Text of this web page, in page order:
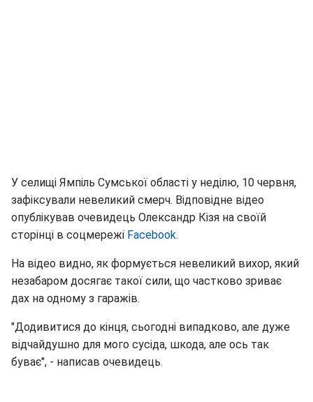
У селищі Ямпіль Сумської області у неділю, 10 червня,
зафіксували невеликий смерч. Відповідне відео
опублікував очевидець Олександр Кізя на своїй
сторінці в соцмережі Facebook.
На відео видно, як формується невеликий вихор, який
незабаром досягає такої сили, що частково зриває
дах на одному з гаражів.
"Додивитися до кінця, сьогодні випадково, але дуже
відчайдушно для мого сусіда, шкода, але ось так
буває", - написав очевидець.